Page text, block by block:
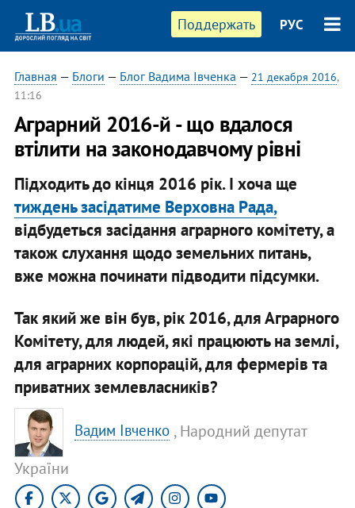
Поддержать РУС
Главная — Блоги — Блог Вадима Івченка — 21 декабря 2016,
11:16
Аграрний 2016-й - що вдалося
втілити на законодавчому рівні
Підходить до кінця 2016 рік. І хоча ще
тиждень засідатиме Верховна Рада,
відбудеться засідання аграрного комітету, а
також слухання щодо земельних питань,
вже можна починати підводити підсумки.
Так який же він був, рік 2016, для Аграрного
Комітету, для людей, які працюють на землі,
для аграрних корпорацій, для фермерів та
приватних землевласників?
Вадим Івченко , Народний депутат
України